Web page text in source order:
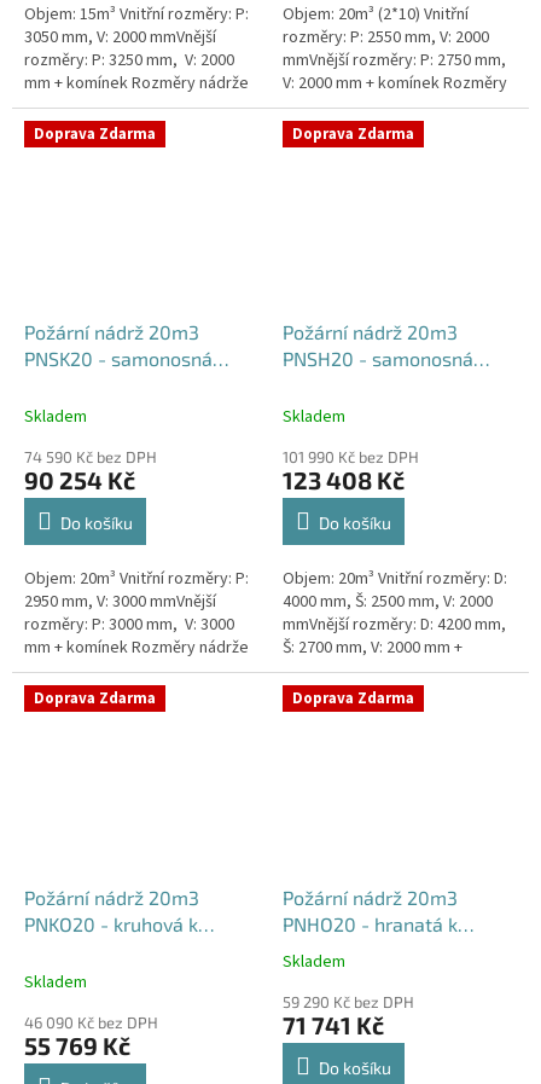
Objem: 15m³ Vnitřní rozměry: P:
3050 mm, V: 2000 mmVnější
rozměry: P: 3250 mm, V: 2000
mm + komínek Rozměry nádrže
možno jakkoliv upravit -
vyrobíme nádrž na míru!Nádrž...
Objem: 20m³ (2*10) Vnitřní
rozměry: P: 2550 mm, V: 2000
mmVnější rozměry: P: 2750 mm,
V: 2000 mm + komínek Rozměry
nádrže možno jakkoliv upravit -
vyrobíme nádrž na...
Doprava Zdarma
Požární nádrž 20m3
PNSK20 - samonosná
Skladem
74 590 Kč bez DPH
90 254 Kč
Do košíku
Objem: 20m³ Vnitřní rozměry: P:
2950 mm, V: 3000 mmVnější
rozměry: P: 3000 mm, V: 3000
mm + komínek Rozměry nádrže
možno jakkoliv upravit -
vyrobíme nádrž na míru!Nádrž...
Doprava Zdarma
Požární nádrž 20m3
PNSH20 - samonosná
Skladem
101 990 Kč bez DPH
123 408 Kč
Do košíku
Objem: 20m³ Vnitřní rozměry: D:
4000 mm, Š: 2500 mm, V: 2000
mmVnější rozměry: D: 4200 mm,
Š: 2700 mm, V: 2000 mm +
komínek Běžná doba dodání 2-3
týdny od objednávky. Rozměry...
Doprava Zdarma
Požární nádrž 20m3
PNKO20 - kruhová k
Skladem
46 090 Kč bez DPH
55 769 Kč
Doprava Zdarma
Požární nádrž 20m3
PNHO20 - hranatá k
obetonování
Průměrné
produktu
je
5,0
Skladem
59 290 Kč bez DPH
71 741 Kč
Do košíku